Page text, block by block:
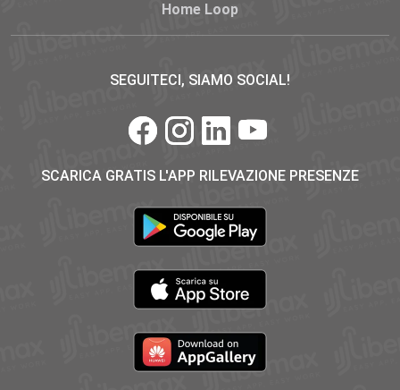
Home Loop
SEGUITECI, SIAMO SOCIAL!
SCARICA GRATIS L'APP RILEVAZIONE PRESENZE